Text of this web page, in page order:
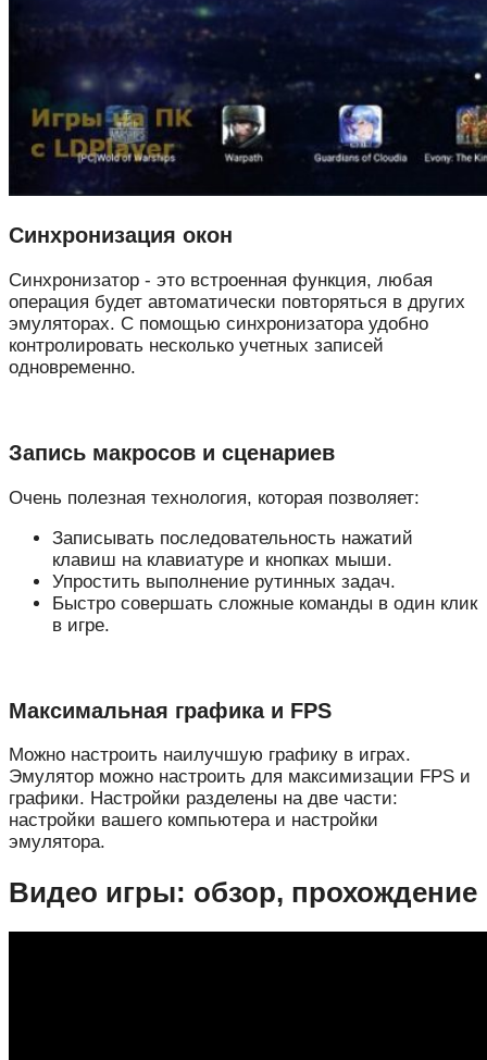
Синхронизация окон
Синхронизатор - это встроенная функция, любая
операция будет автоматически повторяться в других
эмуляторах. С помощью синхронизатора удобно
контролировать несколько учетных записей
одновременно.
Запись макросов и сценариев
Очень полезная технология, которая позволяет:
Записывать последовательность нажатий
клавиш на клавиатуре и кнопках мыши.
Упростить выполнение рутинных задач.
Быстро совершать сложные команды в один клик
в игре.
Максимальная графика и FPS
Можно настроить наилучшую графику в играх.
Эмулятор можно настроить для максимизации FPS и
графики. Настройки разделены на две части:
настройки вашего компьютера и настройки
эмулятора.
Видео игры: обзор, прохождение